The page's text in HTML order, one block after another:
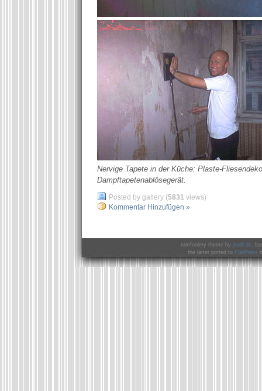
Nervige Tapete in der Küche: Plaste-
Dampftapetenablösegerät.
Posted by gallery (5831 views)
Kommentar Hinzufügen »
tomfoolery theme by jeudi.de,
the latter ported to FlatPress